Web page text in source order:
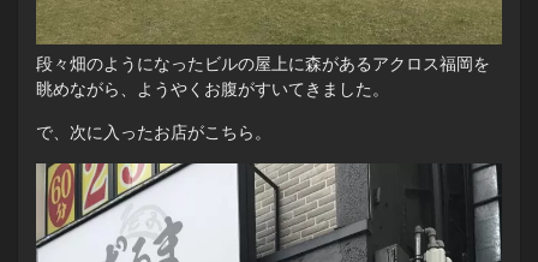
段々畑のようになったビルの屋上に森があるアクロス福岡を
眺めながら、ようやくお腹がすいてきました。
で、次に入ったお店がこちら。